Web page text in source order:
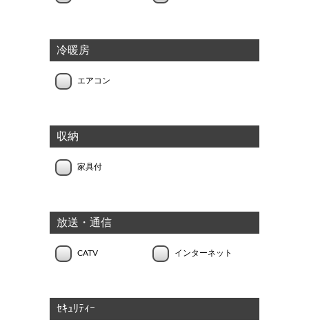
冷暖房
エアコン
収納
家具付
放送・通信
CATV インターネット
ｾｷｭﾘﾃｨｰ